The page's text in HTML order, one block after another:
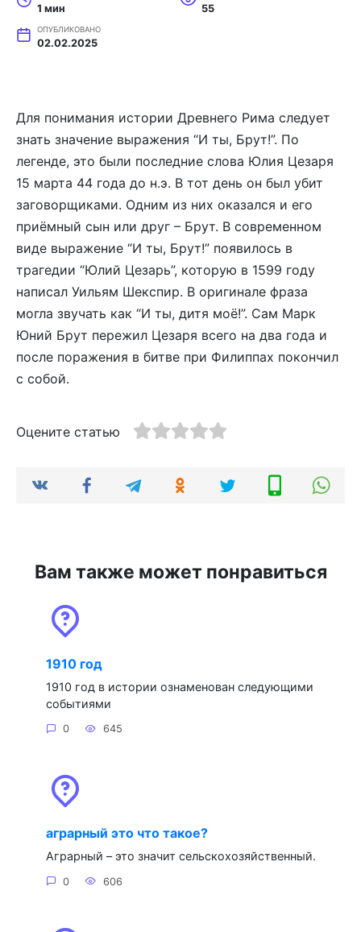
1 мин 55
ОПУБЛИКОВАНО
02.02.2025
Для понимания истории Древнего Рима следует
знать значение выражения “И ты, Брут!”. По
легенде, это были последние слова Юлия Цезаря
15 марта 44 года до н.э. В тот день он был убит
заговорщиками. Одним из них оказался и его
приёмный сын или друг – Брут. В современном
виде выражение “И ты, Брут!” появилось в
трагедии “Юлий Цезарь”, которую в 1599 году
написал Уильям Шекспир. В оригинале фраза
могла звучать как “И ты, дитя моё!”. Сам Марк
Юний Брут пережил Цезаря всего на два года и
после поражения в битве при Филиппах покончил
с собой.
Оцените статью
Вам также может понравиться
1910 год
1910 год в истории ознаменован следующими
событиями
0 645
аграрный это что такое?
Аграрный – это значит сельскохозяйственный.
0 606